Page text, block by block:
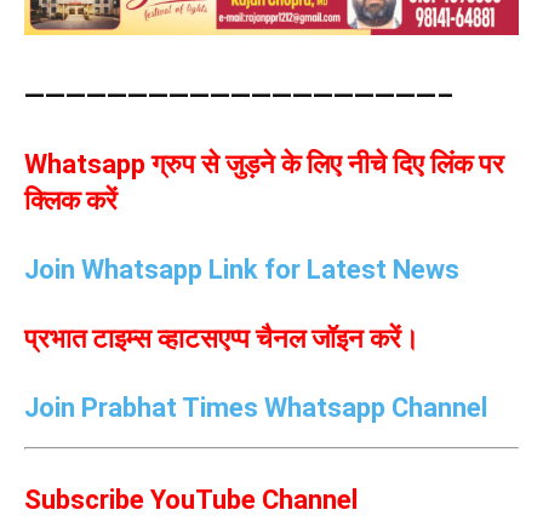
————————————————————–
Whatsapp ग्रुप से जुड़ने के लिए नीचे दिए लिंक पर
क्लिक करें
Join Whatsapp Link for Latest News
प्रभात टाइम्स व्हाटसएप्प चैनल जॉइन करें।
Join Prabhat Times Whatsapp Channel
Subscribe YouTube Channel